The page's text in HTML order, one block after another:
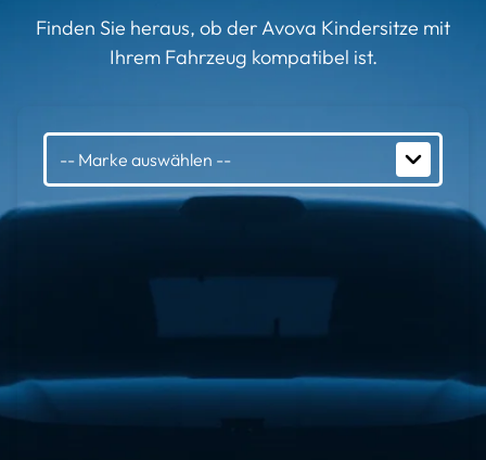
Finden Sie heraus, ob der Avova Kindersitze mit
Ihrem Fahrzeug kompatibel ist.